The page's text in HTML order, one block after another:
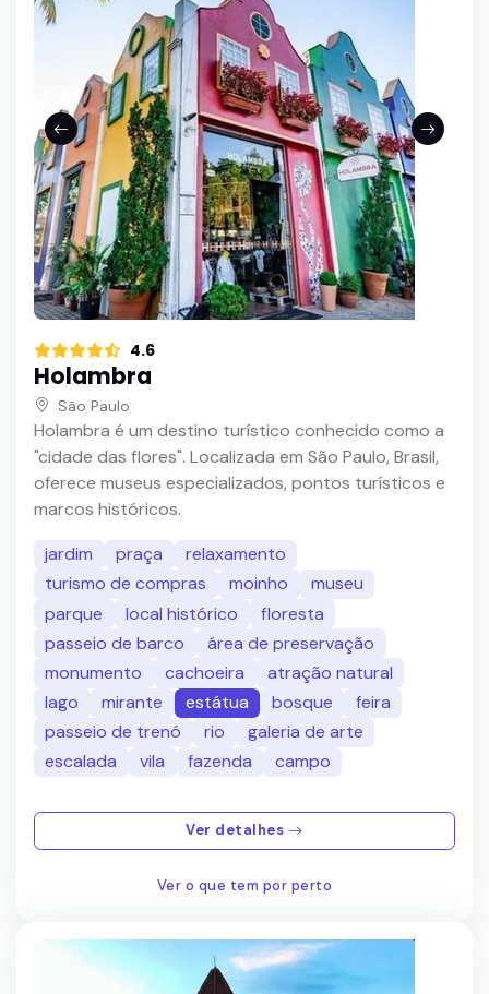
4.6
Holambra
São Paulo
Holambra é um destino turístico conhecido como a
"cidade das flores". Localizada em São Paulo, Brasil,
oferece museus especializados, pontos turísticos e
marcos históricos.
jardim
praça
relaxamento
turismo de compras
moinho
museu
parque
local histórico
floresta
passeio de barco
área de preservação
monumento
cachoeira
atração natural
lago
mirante estátua bosque
feira
passeio de trenó
rio
galeria de arte
escalada
vila fazenda campo
Ver detalhes
Ver o que tem por perto